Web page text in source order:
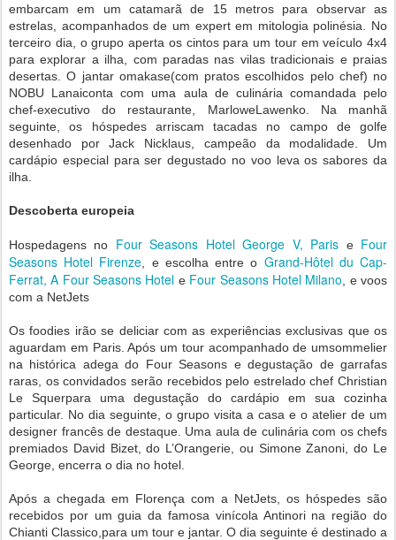
embarcam em um catamarã de 15 metros para observar as
estrelas, acompanhados de um expert em mitologia polinésia. No
terceiro dia, o grupo aperta os cintos para um tour em veículo 4x4
para explorar a ilha, com paradas nas vilas tradicionais e praias
desertas. O jantar omakase(com pratos escolhidos pelo chef) no
NOBU Lanaiconta com uma aula de culinária comandada pelo
chef-executivo do restaurante, MarloweLawenko. Na manhã
seguinte, os hóspedes arriscam tacadas no campo de golfe
desenhado por Jack Nicklaus, campeão da modalidade. Um
cardápio especial para ser degustado no voo leva os sabores da
ilha.
Descoberta europeia
Hospedagens no Four Seasons Hotel George V, Paris e Four
Seasons Hotel Firenze , e escolha entre o Grand-Hôtel du Cap-
Ferrat, A Four Seasons Hotel e Four Seasons Hotel Milano , e voos
com a NetJets
Os foodies irão se deliciar com as experiências exclusivas que os
aguardam em Paris. Após um tour acompanhado de umsommelier
na histórica adega do Four Seasons e degustação de garrafas
raras, os convidados serão recebidos pelo estrelado chef Christian
Le Squerpara uma degustação do cardápio em sua cozinha
particular. No dia seguinte, o grupo visita a casa e o atelier de um
designer francês de destaque. Uma aula de culinária com os chefs
premiados David Bizet, do L’Orangerie, ou Simone Zanoni, do Le
George, encerra o dia no hotel.
Após a chegada em Florença com a NetJets, os hóspedes são
recebidos por um guia da famosa vinícola Antinori na região do
Chianti Classico,para um tour e jantar. O dia seguinte é destinado a